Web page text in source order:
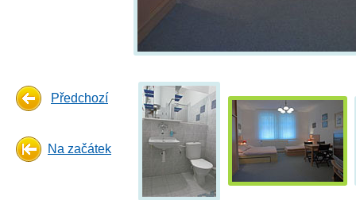
Předchozí
Na začátek